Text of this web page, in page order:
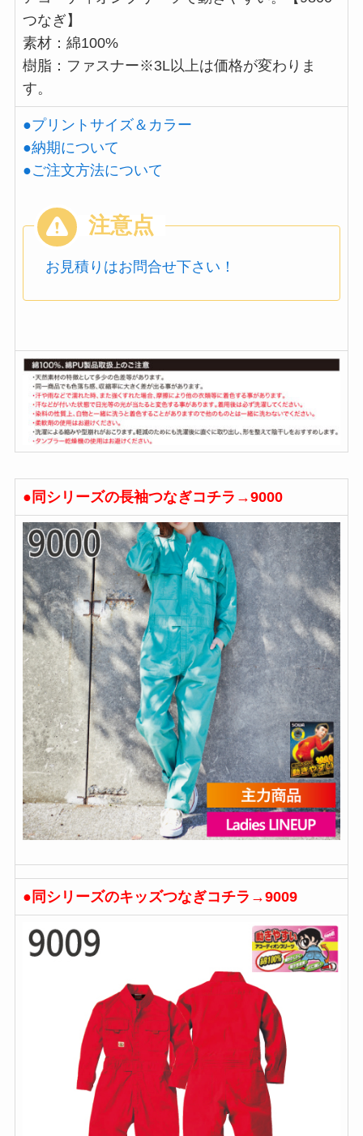
つなぎ】
素材：綿100%
樹脂：ファスナー※3L以上は価格が変わりま
す。
●プリントサイズ＆カラー
●納期について
●ご注文方法について
お見積りはお問合せ下さい！
●同シリーズの長袖つなぎコチラ→9000
●同シリーズのキッズつなぎコチラ→9009